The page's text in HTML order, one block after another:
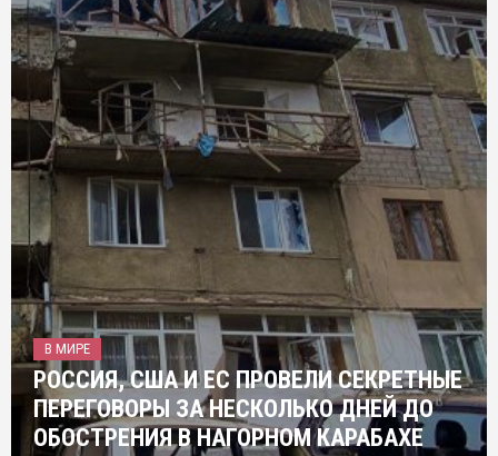
В МИРЕ
РОССИЯ, США И ЕС ПРОВЕЛИ СЕКРЕТНЫЕ
ПЕРЕГОВОРЫ ЗА НЕСКОЛЬКО ДНЕЙ ДО
ОБОСТРЕНИЯ В НАГОРНОМ КАРАБАХЕ